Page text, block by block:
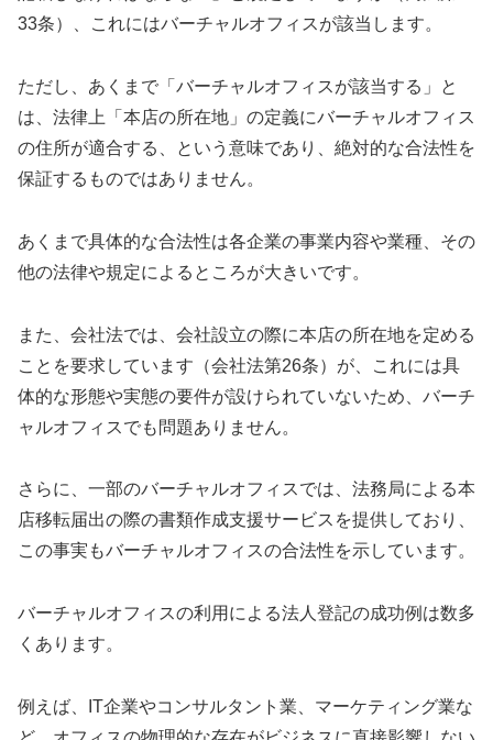
33条）、これにはバーチャルオフィスが該当します。
ただし、あくまで「バーチャルオフィスが該当する」と
は、法律上「本店の所在地」の定義にバーチャルオフィス
の住所が適合する、という意味であり、絶対的な合法性を
保証するものではありません。
あくまで具体的な合法性は各企業の事業内容や業種、その
他の法律や規定によるところが大きいです。
また、会社法では、会社設立の際に本店の所在地を定める
ことを要求しています（会社法第26条）が、これには具
体的な形態や実態の要件が設けられていないため、バーチ
ャルオフィスでも問題ありません。
さらに、一部のバーチャルオフィスでは、法務局による本
店移転届出の際の書類作成支援サービスを提供しており、
この事実もバーチャルオフィスの合法性を示しています。
バーチャルオフィスの利用による法人登記の成功例は数多
くあります。
例えば、IT企業やコンサルタント業、マーケティング業な